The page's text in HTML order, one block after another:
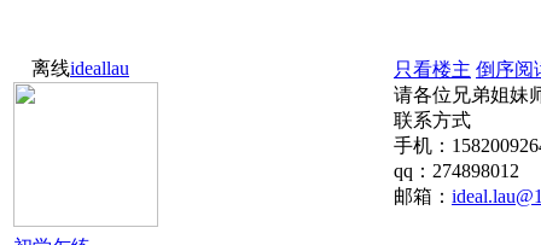
离线ideallau 只看楼主 倒序阅
请各位兄弟姐妹
联系方式
手机：
qq：274898012
邮箱：